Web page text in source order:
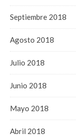
Septiembre 2018
Agosto 2018
Julio 2018
Junio 2018
Mayo 2018
Abril 2018